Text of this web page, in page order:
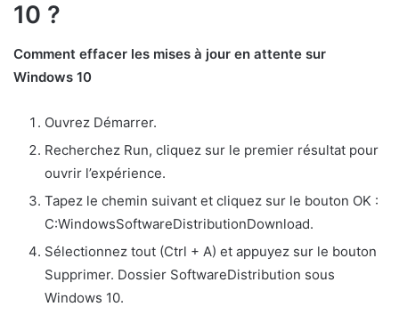
10 ?
Comment effacer les mises à jour en attente sur
Windows 10
Ouvrez Démarrer.
Recherchez Run, cliquez sur le premier résultat pour
ouvrir l’expérience.
Tapez le chemin suivant et cliquez sur le bouton OK :
C:WindowsSoftwareDistributionDownload.
Sélectionnez tout (Ctrl + A) et appuyez sur le bouton
Supprimer. Dossier SoftwareDistribution sous
Windows 10.